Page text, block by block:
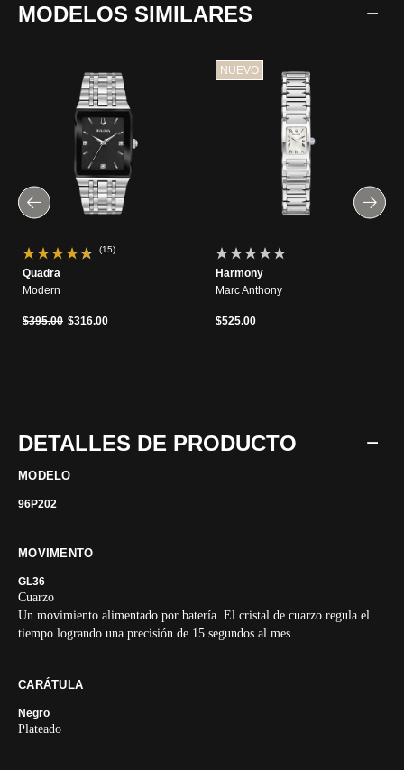
MODELOS SIMILARES
(15)
Quadra
Modern
Precio reducido de
$395.00a$316.00
NUEVO
Harmony
Marc Anthony
$525.00
DETALLES DE PRODUCTO
MODELO
96P202
MOVIMENTO
GL36
Cuarzo
Un movimiento alimentado por batería. El cristal de cuarzo regula el
tiempo logrando una precisión de 15 segundos al mes.
CARÁTULA
Negro
Plateado